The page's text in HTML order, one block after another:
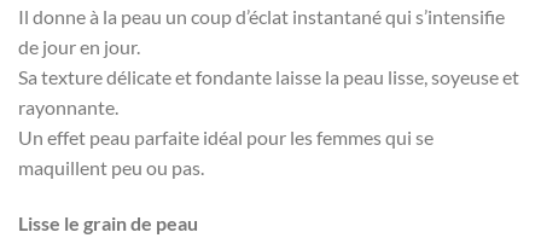
Il donne à la peau un coup d’éclat instantané qui s’intensifie
de jour en jour.
Sa texture délicate et fondante laisse la peau lisse, soyeuse et
rayonnante.
Un effet peau parfaite idéal pour les femmes qui se
maquillent peu ou pas.
Lisse le grain de peau